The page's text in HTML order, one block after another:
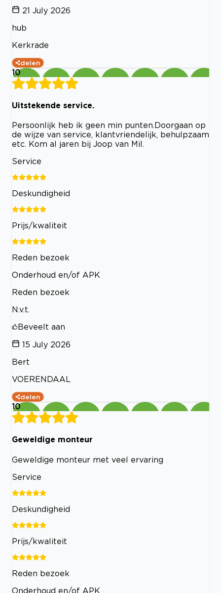
21 July 2026
hub
Kerkrade
delen
10
Uitstekende service.
Persoonlijk heb ik geen min punten.Doorgaan op
de wijze van service, klantvriendelijk, behulpzaam
etc. Kom al jaren bij Joop van Mil.
Service
Deskundigheid
Prijs/kwaliteit
Reden bezoek
Onderhoud en/of APK
Reden bezoek
N.v.t.
Beveelt aan
15 July 2026
Bert
VOERENDAAL
delen
10
Geweldige monteur
Geweldige monteur met veel ervaring
Service
Deskundigheid
Prijs/kwaliteit
Reden bezoek
Onderhoud en/of APK